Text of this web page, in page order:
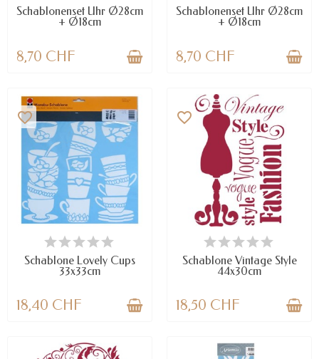
Schablonenset Uhr Ø28cm
+ Ø18cm
8,70 CHF
Schablonenset Uhr Ø28cm
+ Ø18cm
8,70 CHF
NUR NOCH WENIGE TEILE
VERFÜGBAR
favorite_border
Schablone Lovely Cups
33x33cm
18,40 CHF
NUR NOCH WENIGE TEILE
VERFÜGBAR
favorite_border
Schablone Vintage Style
44x30cm
18,50 CHF